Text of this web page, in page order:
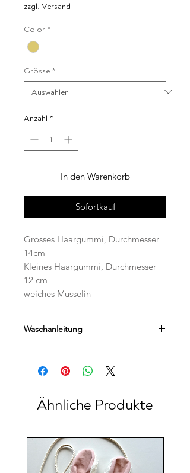
zzgl. Versand
Color *
Grösse *
Anzahl *
In den Warenkorb
Sofortkauf
Grosses Haargummi, Durchmesser
14cm
Kleines Haargummi, Durchmesser
12 cm
weiches Musselin
Waschanleitung
Ähnliche Produkte